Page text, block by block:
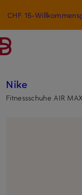
ZUM HAUPTINHALT
CHF 15-
Nike
Fitnessschuhe AIR